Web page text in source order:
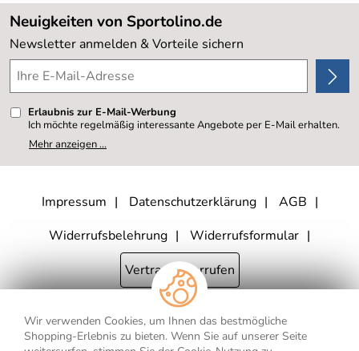
Wir verwenden Cookies, um Ihnen das bestmögliche
Shopping-Erlebnis zu bieten. Wenn Sie auf unserer Seite
Lieferbedingungen
Kundenlogin
Sale %
Kundenbewertungen (20.177)
4,8/5*****
Neuigkeiten von Sportolino.de
Newsletter anmelden & Vorteile sichern
Erlaubnis zur E-Mail-Werbung
Ich möchte regelmäßig interessante Angebote per E-Mail erhalten.
Meine E-Mail-Adresse wird nicht an andere Unternehmen
weitergegeben. Zu statistischen Zwecken wird in anonymer Form
kann ich jederzeit mit Wirkung für die Zukunft widerrufen, indem ich
den Link "Abmelden" am Ende des Newsletters anklicke oder die
Datenschutzerklärung habe ich zur Kenntnis genommen.
Mehr anzeigen ...
Impressum Datenschutzerklärung
AGB
Widerrufsbelehrung
Widerrufsformular
Vertrag widerrufen
* Alle Preisangaben inkl. MwSt., bis 250,- € Bestellwert zzgl.
Versandkosten, ab 250,- € Bestellwert inkl.Versandkosteninnerhalb